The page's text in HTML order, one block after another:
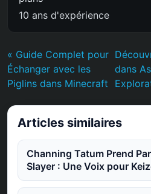
10 ans d'expérience
« Guide Complet pour
Échanger avec les
Piglins dans Minecraft
dans
Articles similaires
Channing Tatum Prend
Slayer : Une Voix pour